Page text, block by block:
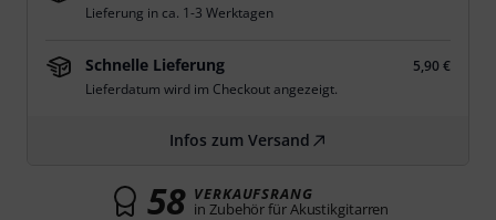
Lieferung in ca. 1-3 Werktagen
Schnelle Lieferung
5,90 €
Lieferdatum wird im Checkout angezeigt.
Infos zum Versand
58 VERKAUFSRANG
in Zubehör für Akustikgitarren